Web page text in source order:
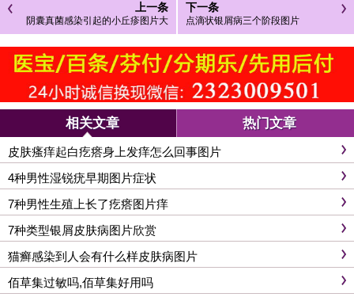
上一条
阴囊真菌感染引起的小丘疹图片大
全症状怎么治疗
下一条
点滴状银屑病三个阶段图片
相关文章 热门文章
皮肤瘙痒起白疙瘩身上发痒怎么回事图片
4种男性湿锐疣早期图片症状
7种男性生殖上长了疙瘩图片痒
7种类型银屑皮肤病图片欣赏
猫癣感染到人会有什么样皮肤病图片
佰草集过敏吗,佰草集好用吗